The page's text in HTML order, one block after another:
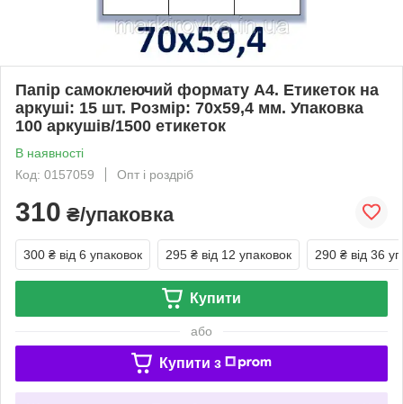
Папір самоклеючий формату А4. Етикеток на
аркуші: 15 шт. Розмір: 70х59,4 мм. Упаковка
100 аркушів/1500 етикеток
В наявності
Код: 0157059
Опт і роздріб
310 ₴/упаковка
300 ₴ від 6 упаковок 295 ₴ від 12 упаковок 290 ₴ від 36
Купити
або
Купити з